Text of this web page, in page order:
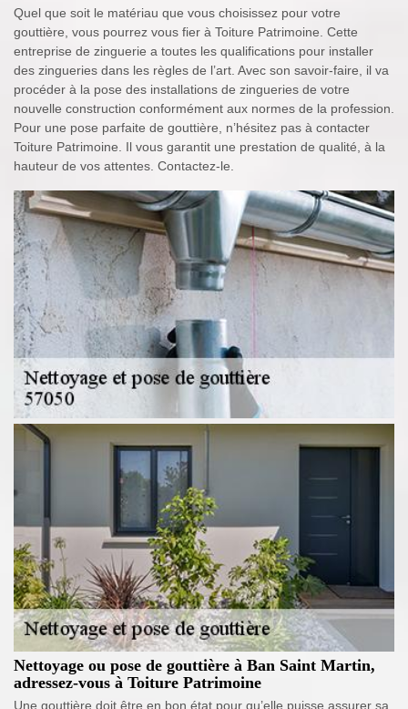
Quel que soit le matériau que vous choisissez pour votre
gouttière, vous pourrez vous fier à Toiture Patrimoine. Cette
entreprise de zinguerie a toutes les qualifications pour installer
des zingueries dans les règles de l’art. Avec son savoir-faire, il va
procéder à la pose des installations de zingueries de votre
nouvelle construction conformément aux normes de la profession.
Pour une pose parfaite de gouttière, n’hésitez pas à contacter
Toiture Patrimoine. Il vous garantit une prestation de qualité, à la
hauteur de vos attentes. Contactez-le.
Nettoyage ou pose de gouttière à Ban Saint Martin,
adressez-vous à Toiture Patrimoine
Une gouttière doit être en bon état pour qu’elle puisse assurer sa